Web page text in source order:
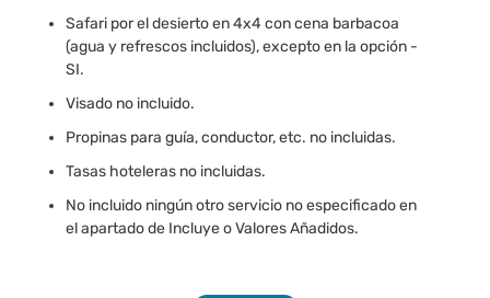
Safari por el desierto en 4x4 con cena barbacoa
(agua y refrescos incluidos), excepto en la opción -
SI.
Visado no incluido.
Propinas para guía, conductor, etc. no incluidas.
Tasas hoteleras no incluidas.
No incluido ningún otro servicio no especificado en
el apartado de Incluye o Valores Añadidos.